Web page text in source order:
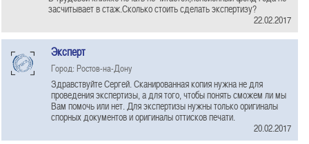
засчитывает в стаж.Сколько стоить сделать экспертизу?
22.02.2017
Эксперт
Город: Ростов-на-Дону
Здравствуйте Сергей. Сканированная копия нужна не для
проведения экспертизы, а для того, чтобы понять сможем ли мы
Вам помочь или нет. Для экспертизы нужны только оригиналы
спорных документов и оригиналы оттисков печати.
20.02.2017